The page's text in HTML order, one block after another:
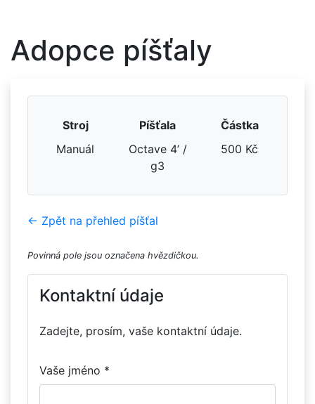
Adopce píšťaly
Stroj Píšťala
Částka
Manuál
Octave 4’ /
g3
500 Kč
← Zpět na přehled píšťal
Povinná pole jsou označena hvězdičkou.
Kontaktní údaje
Zadejte, prosím, vaše kontaktní údaje.
Vaše jméno *